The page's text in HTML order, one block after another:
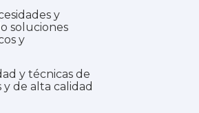
y
soluciones
y
y técnicas de
de alta calidad